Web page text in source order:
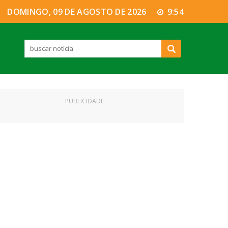
DOMINGO, 09 DE AGOSTO DE 2026 9:54
PUBLICIDADE